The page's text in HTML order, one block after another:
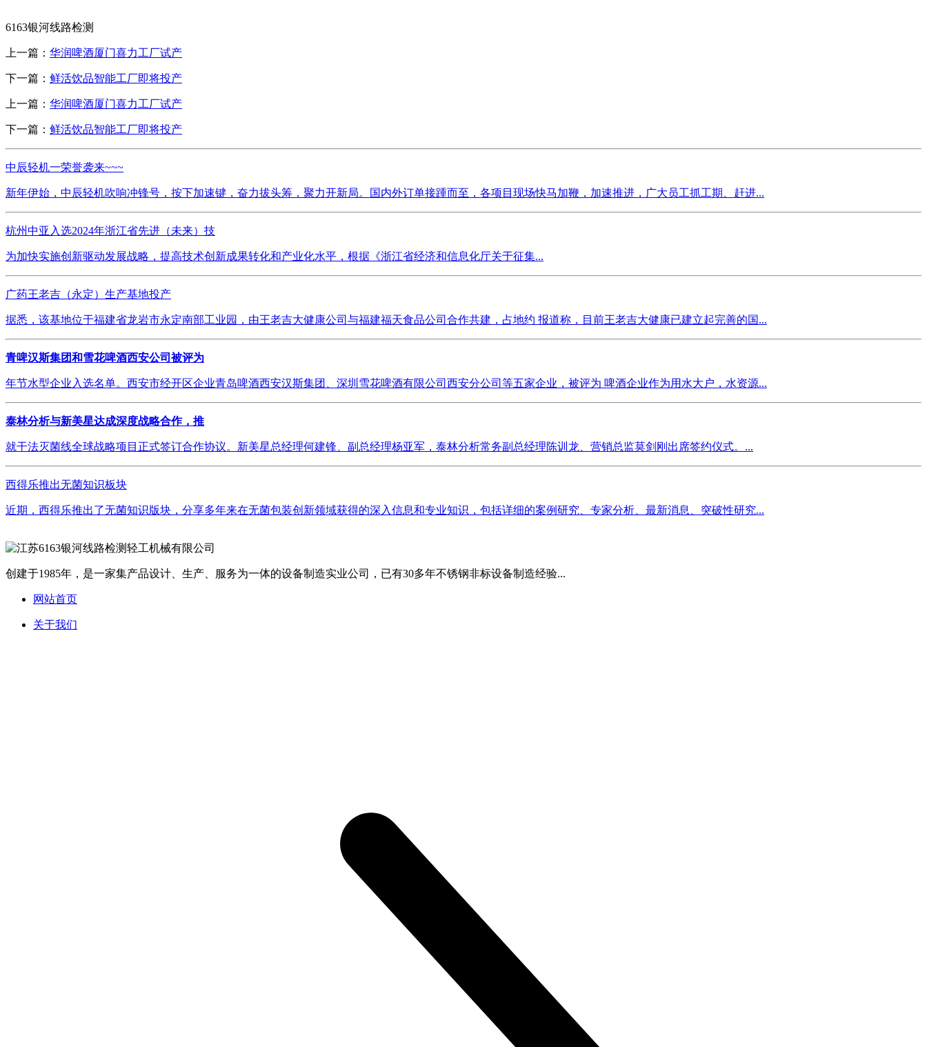
6163银河线路检测
上一篇： 华润啤酒厦门喜力工厂试产
下一篇： 鲜活饮品智能工厂即将投产
上一篇： 华润啤酒厦门喜力工厂试产
下一篇： 鲜活饮品智能工厂即将投产
中辰轻机一荣誉袭来~~~
新年伊始，中辰轻机吹响冲锋号，按下加速键，奋力拔头筹，聚力开新局。国内外订单接踵而至，各项目现场快马加鞭，加速推进，广大员工抓工期、赶进...
杭州中亚入选2024年浙江省先进（未来）技
为加快实施创新驱动发展战略，提高技术创新成果转化和产业化水平，根据《浙江省经济和信息化厅关于征集...
广药王老吉（永定）生产基地投产
据悉，该基地位于福建省龙岩市永定南部工业园，由王老吉大健康公司与福建福天食品公司合作共建，占地约 报道称，目前王老吉大健康已建立起完善的国...
青啤汉斯集团和雪花啤酒西安公司被评为
年节水型企业入选名单。西安市经开区企业青岛啤酒西安汉斯集团、深圳雪花啤酒有限公司西安分公司等五家企业，被评为 啤酒企业作为用水大户，水资源...
泰林分析与新美星达成深度战略合作，推
就干法灭菌线全球战略项目正式签订合作协议。新美星总经理何建锋、副总经理杨亚军，泰林分析常务副总经理陈训龙、营销总监莫剑刚出席签约仪式。...
西得乐推出无菌知识板块
近期，西得乐推出了无菌知识版块，分享多年来在无菌包装创新领域获得的深入信息和专业知识，包括详细的案例研究、专家分析、最新消息、突破性研究...
创建于1985年，是一家集产品设计、生产、服务为一体的设备制造实业公司，已有30多年不锈钢非标设备制造经验...
网站首页
关于我们